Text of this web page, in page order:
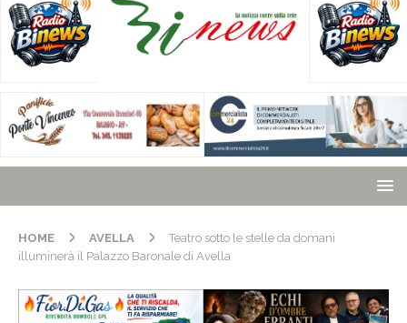
HOME AVELLA
Teatro sotto le stelle da domani
illuminerà il Palazzo Baronale di Avella